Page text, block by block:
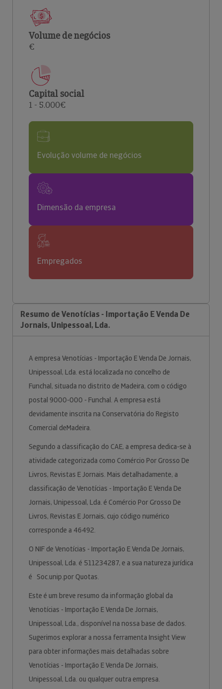
Volume de negócios
€
Capital social
1 - 5.000€
Evolução volume de negócios
Dimensão da empresa
Empregados
Resumo de Venotícias - Importação E Venda De
Jornais, Unipessoal, Lda.
A empresa Venotícias - Importação E Venda De Jornais,
Unipessoal, Lda. está localizada no concelho de
Funchal, situada no distrito de Madeira, com o código
postal 9000-000 - Funchal. A empresa está
devidamente inscrita na Conservatória do Registo
Comercial deMadeira.
Segundo a classificação do CAE, a empresa dedica-se à
atividade categorizada como Comércio Por Grosso De
Livros, Revistas E Jornais. Mais detalhadamente, a
classificação de Venotícias - Importação E Venda De
Jornais, Unipessoal, Lda. é Comércio Por Grosso De
Livros, Revistas E Jornais, cujo código numérico
corresponde a 46492.
O NIF de Venotícias - Importação E Venda De Jornais,
Unipessoal, Lda. é 511234287, e a sua natureza jurídica
é Soc.unip.por Quotas.
Este é um breve resumo da informação global da
Venotícias - Importação E Venda De Jornais,
Unipessoal, Lda., disponível na nossa base de dados.
Sugerimos explorar a nossa ferramenta Insight View
para obter informações mais detalhadas sobre
Venotícias - Importação E Venda De Jornais,
Unipessoal, Lda. ou qualquer outra empresa.